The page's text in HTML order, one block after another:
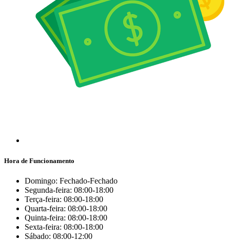
Hora de Funcionamento
Domingo: Fechado-Fechado
Segunda-feira: 08:00-18:00
Terça-feira: 08:00-18:00
Quarta-feira: 08:00-18:00
Quinta-feira: 08:00-18:00
Sexta-feira: 08:00-18:00
Sábado: 08:00-12:00